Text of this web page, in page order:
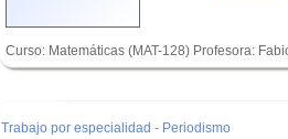
Curso: Matemáticas (MAT-128) Profesora:
Trabajo por especialidad - Periodismo